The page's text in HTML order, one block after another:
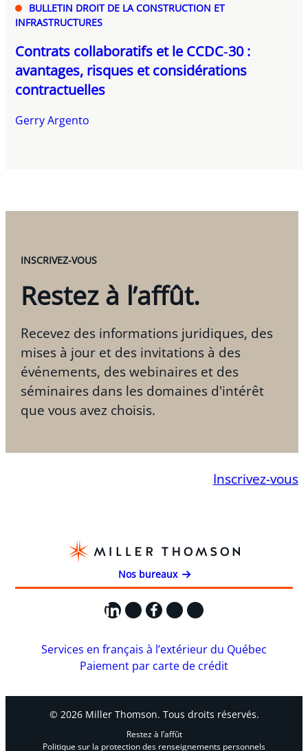
BULLETIN DROIT DE LA CONSTRUCTION ET
INFRASTRUCTURES
Contrats collaboratifs et le CCDC‑30 :
avantages, risques et considérations
contractuelles
Gerry Argento
INSCRIVEZ-VOUS
Restez à l’affût.
Recevez des informations juridiques, des
mises à jour et des invitations à des
événements, des webinaires et des
séminaires dans les domaines d'intérêt
que vous avez choisis.
Inscrivez-vous
Nos bureaux
LinkedIn
X Facebook
Instagram
YouTube
Services en français à l’extérieur du Québec
Paiement par carte de crédit
© 2026 Miller Thomson. Tous droits réservés.
Restez à l’affût
Politique sur la protection des renseignements personnels